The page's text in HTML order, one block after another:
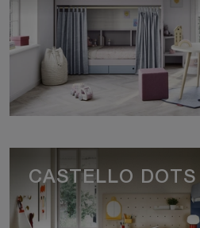
CASTELLO DOTS